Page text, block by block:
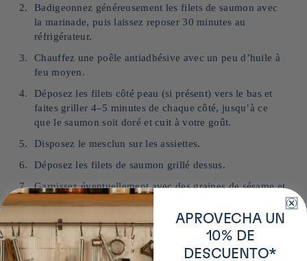
Badigeonnez généreusement les filets de saumon avec
la marinade, puis laissez reposer 30 minutes au
réfrigérateur.
Chauffez une poêle antiadhésive avec un peu d’huile à
feu moyen.
Déposez les filets côté peau (si présent) vers le bas et
faites griller 4–5 minutes de chaque côté, jusqu’à ce
que le saumon soit doré et cuit à votre goût.
Disposez le mesclun sur les assiettes.
Déposez les filets de saumon grillé dessus.
Garnissez éventuellement avec des graines de sésame et
un filet de marinade réduite pour encore plus de saveur.
APROVECHA UN
10% DE
DESCUENTO*